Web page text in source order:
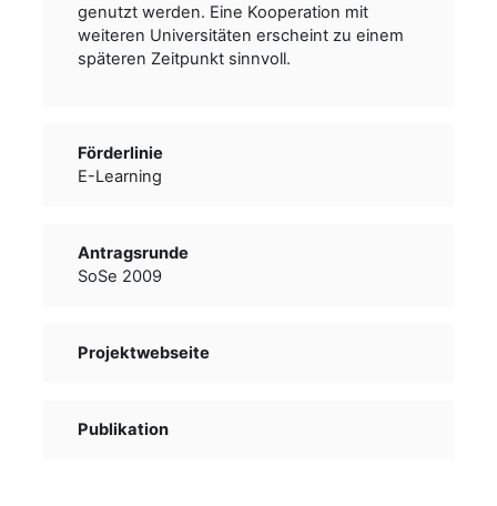
genutzt werden. Eine Kooperation mit
weiteren Universitäten erscheint zu einem
späteren Zeitpunkt sinnvoll.
Förderlinie
E-Learning
Antragsrunde
SoSe 2009
Projektwebseite
Publikation